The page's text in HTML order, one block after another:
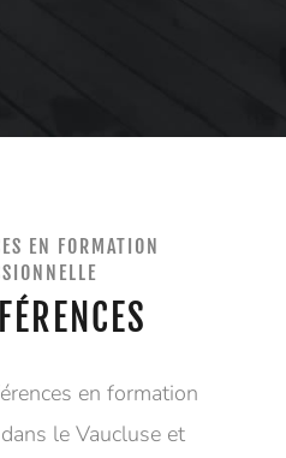
EN FORMATION
en formation
le Vaucluse et